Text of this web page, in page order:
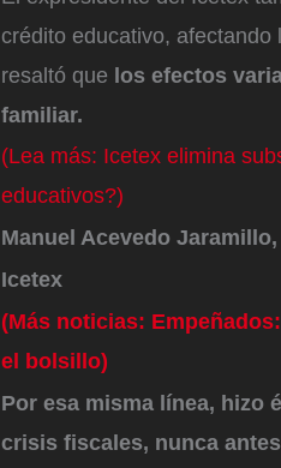
crédito educativo,
resaltó que los efectos
familiar.
(Lea más: Icetex elimina
educativos?)
Manuel Acevedo
Icetex
(Más noticias:
el bolsillo)
Por esa misma línea, hizo
crisis fiscales, nunca